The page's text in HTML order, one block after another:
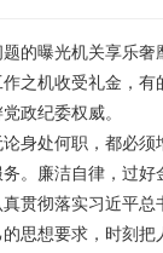
曝光机关享乐奢
之机收受礼金，
政纪委权威。
处何职，都必须
。廉洁自律，过
贯彻落实习近平
思想要求，时刻